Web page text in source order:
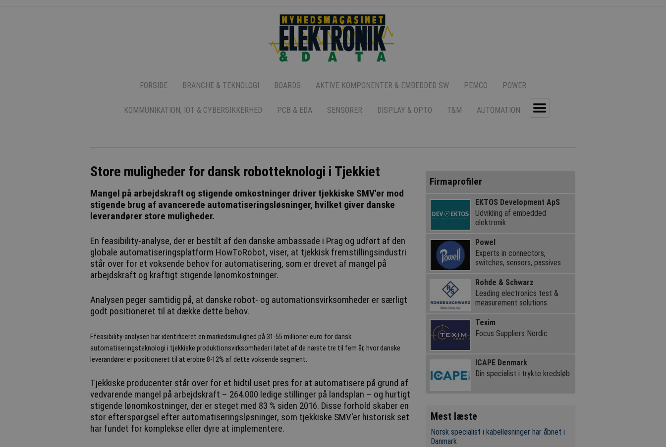
FORSIDE BRANCHE & TEKNOLOGI BOARDS AKTIVE KOMPONENTER & EMBEDDED SW PEMCO POWER
KOMMUNIKATION, IOT & CYBERSIKKERHED PCB & EDA SENSORER DISPLAY & OPTO T&M AUTOMATION
Store muligheder for dansk robotteknologi i Tjekkiet
Mangel på arbejdskraft og stigende omkostninger driver tjekkiske SMV'er mod
stigende brug af avancerede automatiseringsløsninger, hvilket giver danske
leverandører store muligheder.
En feasibility-analyse, der er bestilt af den danske ambassade i Prag og udført af den
globale automatiseringsplatform HowToRobot, viser, at tjekkisk fremstillingsindustri
står over for et voksende behov for automatisering, som er drevet af mangel på
arbejdskraft og kraftigt stigende lønomkostninger.
Analysen peger samtidig på, at danske robot- og automationsvirksomheder er særligt
godt positioneret til at dække dette behov.
Ffeasibility-analysen har identificeret en markedsmulighed på 31-55 millioner euro for dansk
automatiseringsteknologi i tjekkiske produktionsvirksomheder i løbet af de næste tre til fem år, hvor danske
leverandører er positioneret til at erobre 8-12% af dette voksende segment.
Tjekkiske producenter står over for et hidtil uset pres for at automatisere på grund af
vedvarende mangel på arbejdskraft – 264.000 ledige stillinger på landsplan – og hurtigt
stigende lønomkostninger, der er steget med 83 % siden 2016. Disse forhold skaber en
stor efterspørgsel efter automatiseringsløsninger, som tjekkiske SMV'er historisk set
har fundet for komplekse eller dyre at implementere.
Firmaprofiler
EKTOS Development ApS
Udvikling af embedded
elektronik
Powel
Experts in connectors,
switches, sensors, passives
Rohde & Schwarz
Leading electronics test &
measurement solutions
Texim
Focus Suppliers Nordic
ICAPE Denmark
Din specialist i trykte kredsløb
Mest læste
Norsk specialist i kabelløsninger har åbnet i
Danmark